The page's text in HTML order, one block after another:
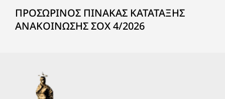
ΠΡΟΣΩΡΙΝΟΣ ΠΙΝΑΚΑΣ ΚΑΤΑΤΑΞΗΣ
ΑΝΑΚΟΙΝΩΣΗΣ ΣΟΧ 4/2026